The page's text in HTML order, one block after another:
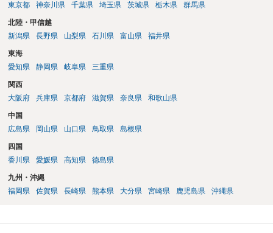
東京都
神奈川県 千葉県 埼玉県 茨城県 栃木県 群馬県
北陸・甲信越
新潟県
長野県 山梨県 石川県 富山県 福井県
東海
愛知県
静岡県 岐阜県 三重県
関西
大阪府
兵庫県 京都府 滋賀県 奈良県 和歌山県
中国
広島県
岡山県 山口県 鳥取県 島根県
四国
香川県
愛媛県 高知県 徳島県
九州・沖縄
福岡県
佐賀県 長崎県 熊本県 大分県 宮崎県 鹿児島県 沖縄県